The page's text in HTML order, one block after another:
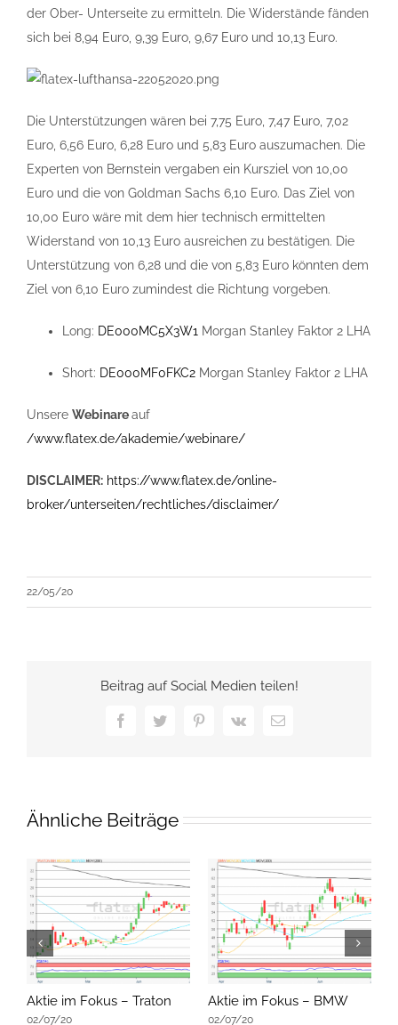
der Ober- Unterseite zu ermitteln. Die Widerstände fänden
sich bei 8,94 Euro, 9,39 Euro, 9,67 Euro und 10,13 Euro.
Die Unterstützungen wären bei 7,75 Euro, 7,47 Euro, 7,02
Euro, 6,56 Euro, 6,28 Euro und 5,83 Euro auszumachen. Die
Experten von Bernstein vergaben ein Kursziel von 10,00
Euro und die von Goldman Sachs 6,10 Euro. Das Ziel von
10,00 Euro wäre mit dem hier technisch ermittelten
Widerstand von 10,13 Euro ausreichen zu bestätigen. Die
Unterstützung von 6,28 und die von 5,83 Euro könnten dem
Ziel von 6,10 Euro zumindest die Richtung vorgeben.
Long: DE000MC5X3W1 Morgan Stanley Faktor 2 LHA
Short: DE000MF0FKC2 Morgan Stanley Faktor 2 LHA
Unsere Webinareauf
/www.flatex.de/akademie/webinare/
DISCLAIMER: https://www.flatex.de/online-
broker/unterseiten/rechtliches/disclaimer/
22/05/20
Beitrag auf Social Medien teilen!
FacebookTwitterPinterest
Vk
E-
Ähnliche Beiträge
Aktie im Fokus – Traton
02/07/20
Aktie im Fokus – BMW
02/07/20